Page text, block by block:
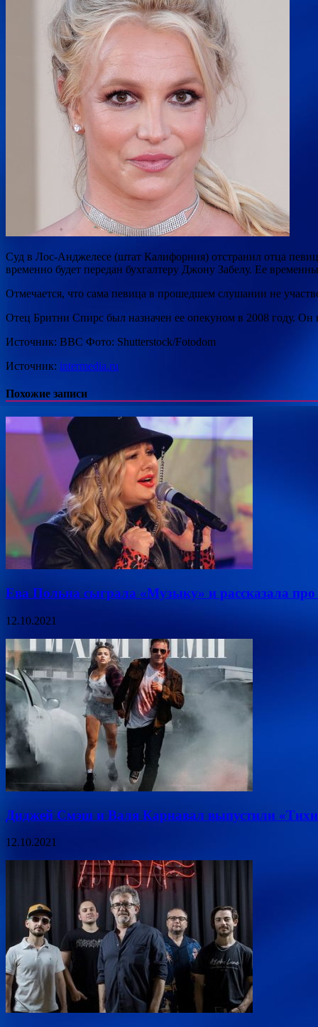
Суд в Лос-Анджелесе (штат Калифорния) отстранил отца
временно будет передан бухгалтеру Джону Забелу. Ее
Отмечается, что сама певица в прошедшем слушании не
Отец Бритни Спирс был назначен ее опекуном в 2008 году. Он
Источник: BBC Фото: Shutterstock/Fotodom
Источник: intermedia.ru
Похожие записи
Ева Польна сыграла «Музыку» и рассказала про
12.10.2021
Диджей Смэш и Валя Карнавал выпустили
12.10.2021